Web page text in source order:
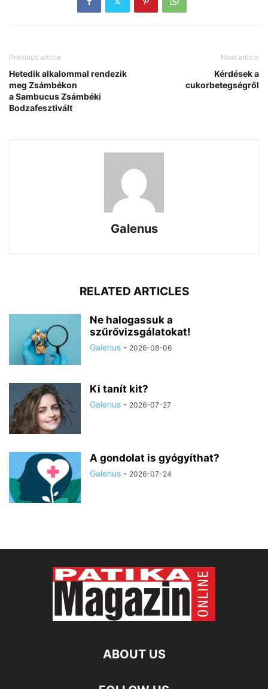
Previous article
Hetedik alkalommal rendezik
meg Zsámbékon
aSambucus Zsámbéki
Bodzafesztivált
Next article
Kérdések a
cukorbetegségről
Galenus
RELATED ARTICLES
Ne halogassuk a
szűrővizsgálatokat!
Galenus - 2026-08-06
Ki tanít kit?
Galenus - 2026-07-27
A gondolat is gyógyíthat?
Galenus - 2026-07-24
ABOUT US